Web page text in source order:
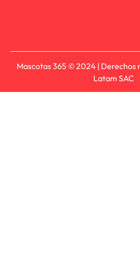
Mascotas 365 © 2024 | Derechos
Latam SAC